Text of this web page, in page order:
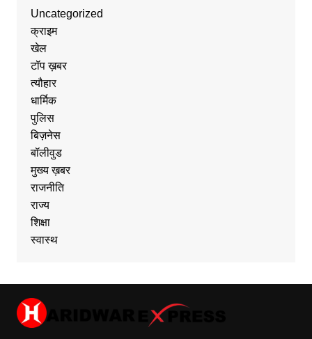
Uncategorized
क्राइम
खेल
टॉप ख़बर
त्यौहार
धार्मिक
पुलिस
बिज़नेस
बॉलीवुड
मुख्य ख़बर
राजनीति
राज्य
शिक्षा
स्वास्थ